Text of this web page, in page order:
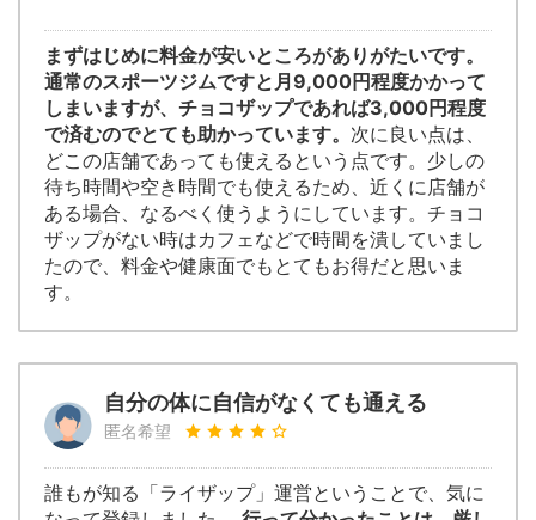
まずはじめに料金が安いところがありがたいです。
通常のスポーツジムですと月9,000円程度かかって
しまいますが、チョコザップであれば3,000円程度
で済むのでとても助かっています。 次に良い点は、
どこの店舗であっても使えるという点です。少しの
待ち時間や空き時間でも使えるため、近くに店舗が
ある場合、なるべく使うようにしています。チョコ
ザップがない時はカフェなどで時間を潰していまし
たので、料金や健康面でもとてもお得だと思いま
す。
自分の体に自信がなくても通える
匿名希望
誰もが知る「ライザップ」運営ということで、気に